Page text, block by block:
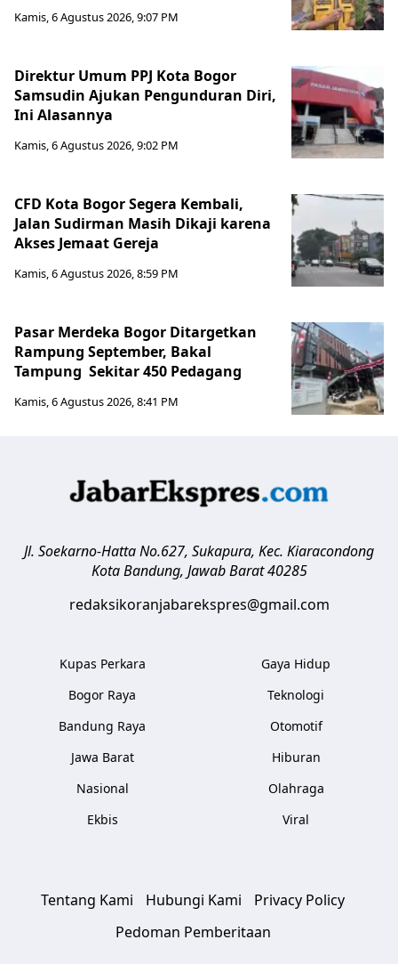
Kamis, 6 Agustus 2026, 9:07 PM
Direktur Umum PPJ Kota Bogor
Samsudin Ajukan Pengunduran Diri,
Ini Alasannya
Kamis, 6 Agustus 2026, 9:02 PM
CFD Kota Bogor Segera Kembali,
Jalan Sudirman Masih Dikaji karena
Akses Jemaat Gereja
Kamis, 6 Agustus 2026, 8:59 PM
Pasar Merdeka Bogor Ditargetkan
Rampung September, Bakal
Tampung Sekitar 450 Pedagang
Kamis, 6 Agustus 2026, 8:41 PM
Jl. Soekarno-Hatta No.627, Sukapura, Kec. Kiaracondong
Kota Bandung, Jawab Barat 40285
redaksikoranjabarekspres@gmail.com
Kupas Perkara
Bogor Raya
Bandung Raya
Jawa Barat
Nasional
Ekbis
Gaya Hidup
Teknologi
Otomotif
Hiburan
Olahraga
Viral
Tentang Kami Hubungi Kami
Privacy Policy
Pedoman Pemberitaan